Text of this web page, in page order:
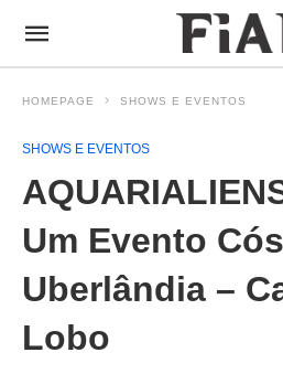
HOMEPAGE SHOWS E EVENTOS
SHOWS E EVENTOS
Um Evento
Uberlândia –
Lobo